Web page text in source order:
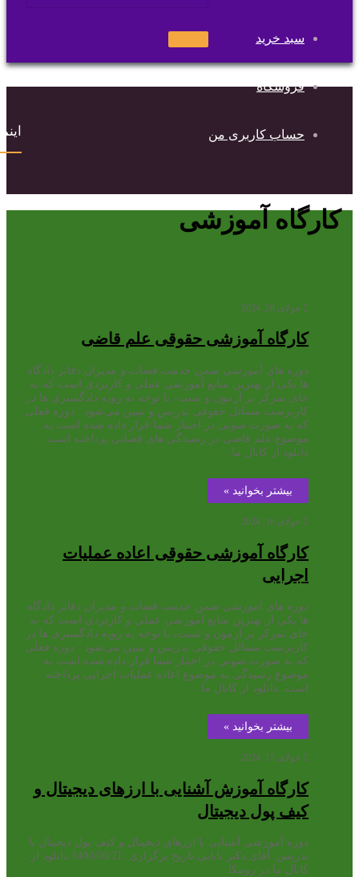
سبد خرید
فروشگاه
حساب کاربری من
جستجو
برای
کارگاه آموزشی
جولای 26, 2024
کارگاه آموزشی حقوقی علم قاضی
دوره های آموزشی ضمن خدمت قضات و مدیران دفاتر دادگاه
ها یکی از بهترین منابع آموزشی عملی و کاربردی است که به
جای تمرکز بر آزمون و تست، با توجه به رویه دادگستری ها در
کاربرست مسائل حقوقی تدریس و تبیین می‌شود . دوره فعلی
که به صورت صوتی در اختیار شما قرار داده شده است به
موضوع علم قاضی در رسیدگی های قضایی پرداخته است.
دانلود از کانال ما…
بیشتر بخوانید »
جولای 16, 2024
کارگاه آموزشی حقوقی اعاده عملیات
اجرایی
دوره های آموزشی ضمن خدمت قضات و مدیران دفاتر دادگاه
ها یکی از بهترین منابع آموزشی عملی و کاربردی است که به
جای تمرکز بر آزمون و تست، با توجه به رویه دادگستری ها در
کاربرست مسائل حقوقی تدریس و تبیین می‌شود . دوره فعلی
که به صورت صوتی در اختیار شما قرار داده شده است به
موضوع رسیدگی به موضوع اعاده عملیات اجرایی پرداخته
است. دانلود از کانال ما…
بیشتر بخوانید »
جولای 15, 2024
کارگاه آموزش آشنایی با ارزهای دیجیتال و
کیف پول دیجیتال
دوره آموزشی آشنایی با ارزهای دیجیتال و کیف پول دیجیتال با
تدریس: آقای دکتر بابایی تاريخ برگزاری :1400/06/21 دانلود از
کانال ما در روبیکا
اینماد